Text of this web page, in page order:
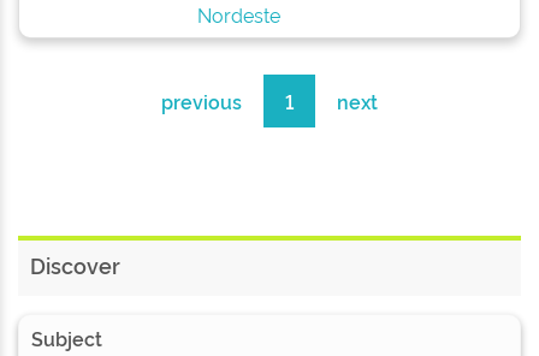
Nordeste
previous 1 next
Discover
Subject